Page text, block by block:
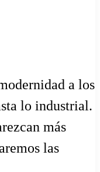
a los
lo industrial.
más
las